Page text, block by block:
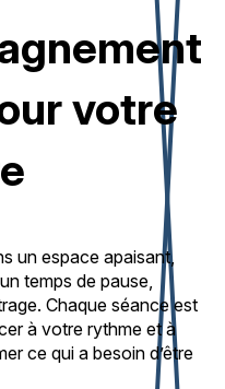
votre
un espace apaisant,
temps de pause,
Chaque séance est
à votre rythme et à
ce qui a besoin d’être